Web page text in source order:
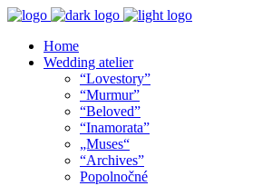
Home
Wedding atelier
“Lovestory”
“Murmur”
“Beloved”
“Inamorata”
„Muses“
“Archives”
Popolnočné